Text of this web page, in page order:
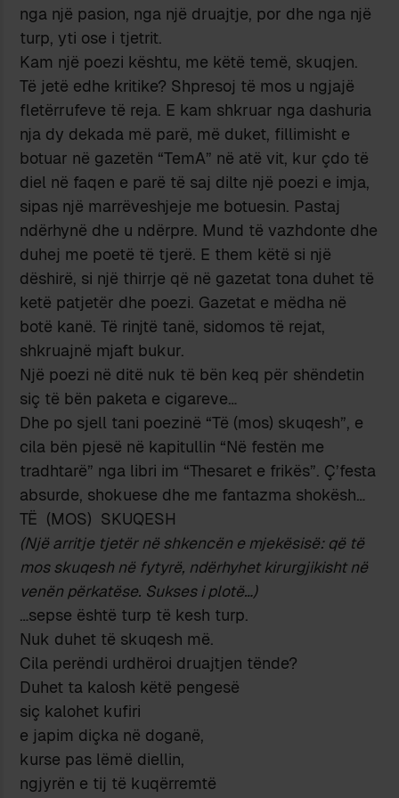
nga një pasion, nga një druajtje, por dhe nga një
turp, yti ose i tjetrit.
Kam një poezi kështu, me këtë temë, skuqjen.
Të jetë edhe kritike? Shpresoj të mos u ngjajë
fletërrufeve të reja. E kam shkruar nga dashuria
nja dy dekada më parë, më duket, fillimisht e
botuar në gazetën “TemA” në atë vit, kur çdo të
diel në faqen e parë të saj dilte një poezi e imja,
sipas një marrëveshjeje me botuesin. Pastaj
ndërhynë dhe u ndërpre. Mund të vazhdonte dhe
duhej me poetë të tjerë. E them këtë si një
dëshirë, si një thirrje që në gazetat tona duhet të
ketë patjetër dhe poezi. Gazetat e mëdha në
botë kanë. Të rinjtë tanë, sidomos të rejat,
shkruajnë mjaft bukur.
Një poezi në ditë nuk të bën keq për shëndetin
siç të bën paketa e cigareve…
Dhe po sjell tani poezinë “Të (mos) skuqesh”, e
cila bën pjesë në kapitullin “Në festën me
tradhtarë” nga libri im “Thesaret e frikës”. Ç’festa
absurde, shokuese dhe me fantazma shokësh…
TË (MOS) SKUQESH
(Një arritje tjetër në shkencën e mjekësisë: që të
mos skuqesh në fytyrë, ndërhyhet kirurgjikisht në
venën përkatëse. Sukses i plotë…)
…sepse është turp të kesh turp.
Nuk duhet të skuqesh më.
Cila perëndi urdhëroi druajtjen tënde?
Duhet ta kalosh këtë pengesë
siç kalohet kufiri
e japim diçka në doganë,
kurse pas lëmë diellin,
ngjyrën e tij të kuqërremtë